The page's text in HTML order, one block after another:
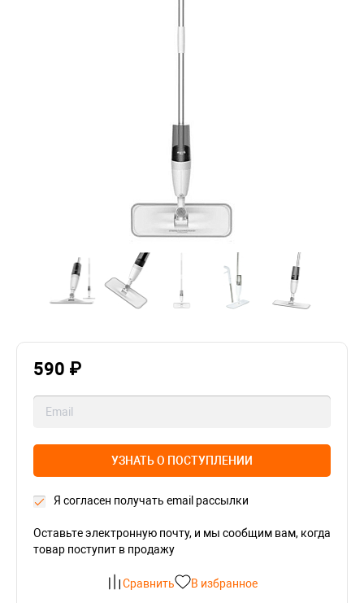
590 ₽
УЗНАТЬ О ПОСТУПЛЕНИИ
Я согласен получать email рассылки
Оставьте электронную почту, и мы сообщим вам, когда
товар поступит в продажу
Сравнить В избранное